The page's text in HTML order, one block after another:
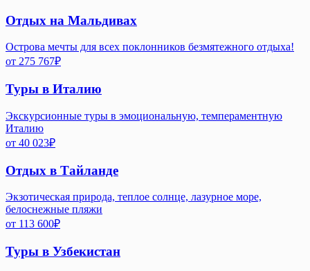
Отдых на Мальдивах
Острова мечты для всех поклонников безмятежного отдыха!
от 275 767₽
Туры в Италию
Экскурсионные туры в эмоциональную, темпераментную
Италию
от 40 023₽
Отдых в Тайланде
Экзотическая природа, теплое солнце, лазурное море,
белоснежные пляжи
от 113 600₽
Туры в Узбекистан